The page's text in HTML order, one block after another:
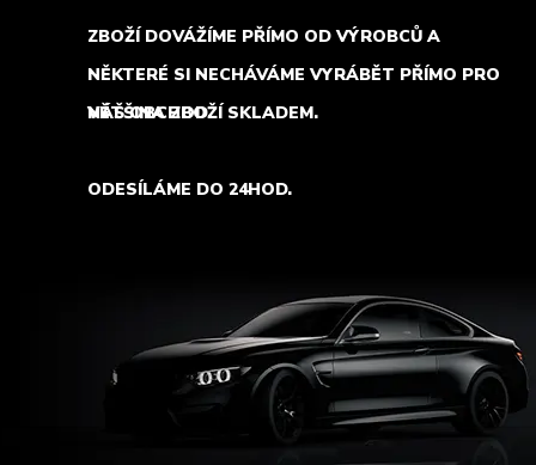
ZBOŽÍ DOVÁŽÍME PŘÍMO OD VÝROBCŮ A
NĚKTERÉ SI NECHÁVÁME VYRÁBĚT PŘÍMO PRO
NÁŠ OBCHOD.
VĚTŠINA ZBOŽÍ SKLADEM.
ODESÍLÁME DO 24HOD.